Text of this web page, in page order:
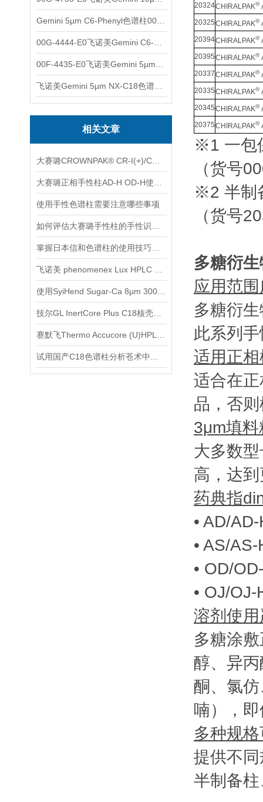
相关文章
使用手性色谱柱需要注意哪些事项
20324CHIRALPAK®
20325CHIRALPAK®
20394CHIRALPAK®
20395CHIRALPAK®
20337CHIRALPAK®
20335CHIRALPAK®
20345CHIRALPAK®
20375CHIRALPAK®
※1 一包
（货号
※2 半制
（货号
多糖衍
应用范
多糖衍
此系列
适用正
适合在
品，否
3μm填料
大多数
高，达
药典指
• AD/
• AS/
• OD/
• OJ/
溶剂使
多糖涂
醇、异
酮、氯
喃），
多种规
提供不
半制备